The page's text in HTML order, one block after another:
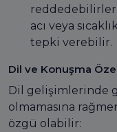
acı veya
tepki verebilir.
Dil ve Konuşma
Dil gelişimlerinde
olmamasına
özgü olabilir: